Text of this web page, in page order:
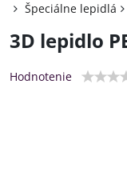
Špeciálne lepidlá
3D lepidlo
Hodnotenie